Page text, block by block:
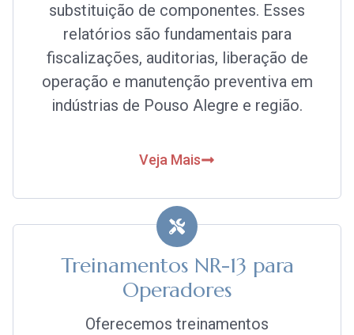
substituição de componentes. Esses
relatórios são fundamentais para
fiscalizações, auditorias, liberação de
operação e manutenção preventiva em
indústrias de Pouso Alegre e região.
Veja Mais
Treinamentos NR-13 para
Operadores
Oferecemos treinamentos